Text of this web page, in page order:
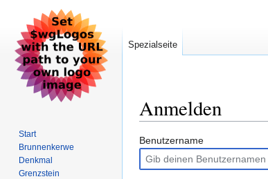
Anmelden
Zur
Navigation
springen
Zur
Suche
springen
Benutzername
Spezialseite
Start
Brunnenkerwe
Denkmal
Grenzstein